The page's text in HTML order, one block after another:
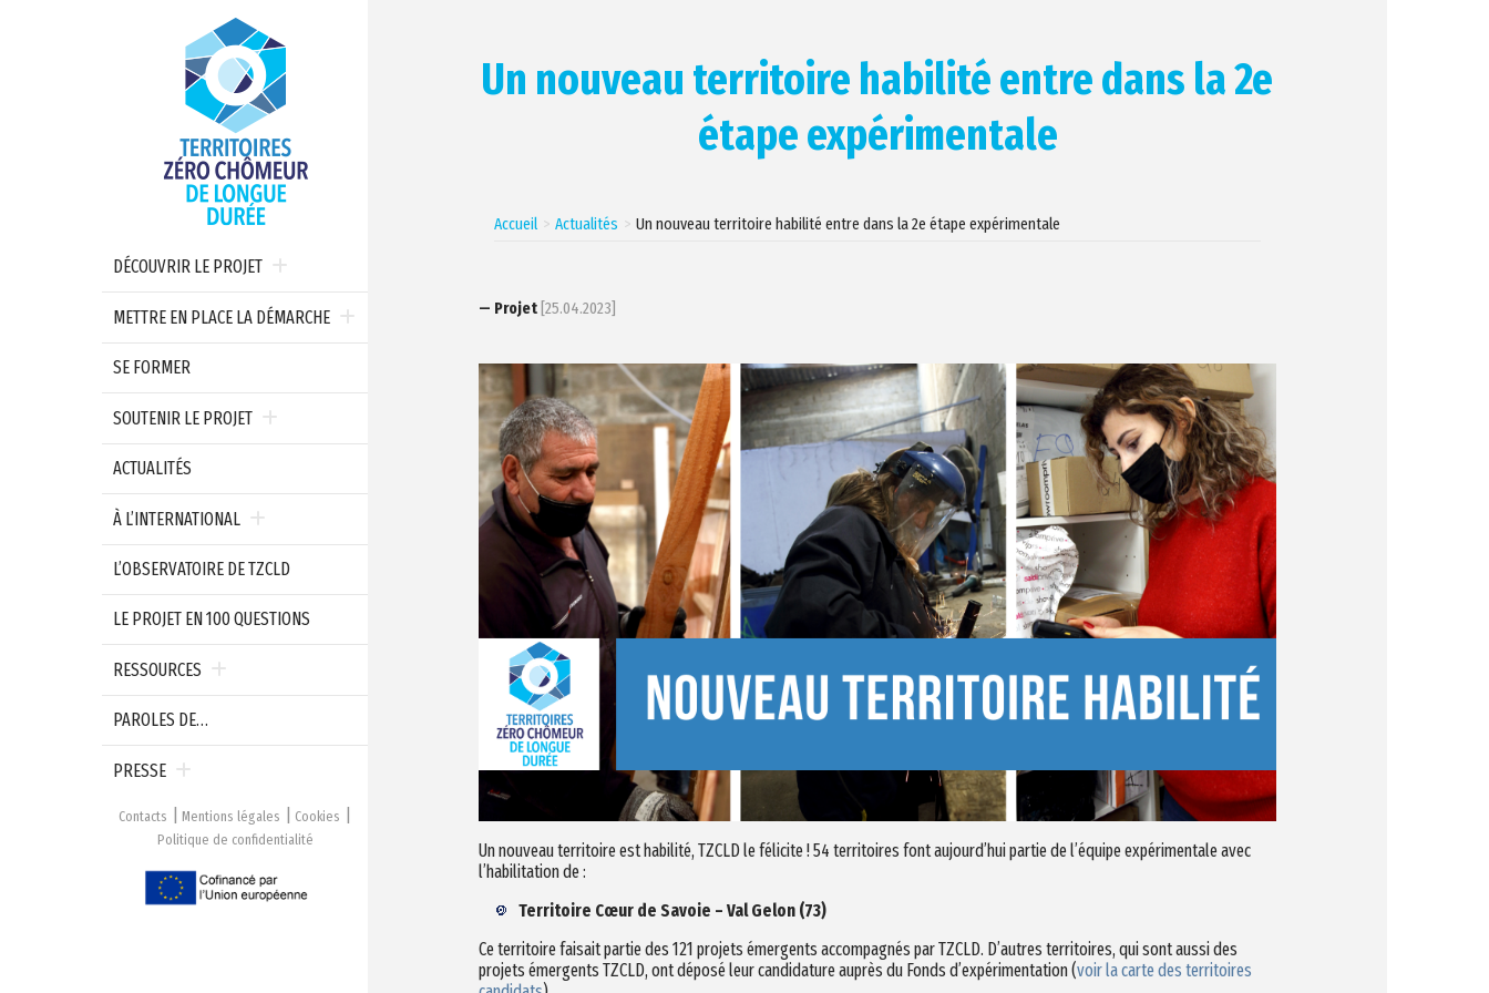
DÉCOUVRIR LE PROJET
METTRE EN PLACE LA DÉMARCHE
SE FORMER
SOUTENIR LE PROJET
ACTUALITÉS
À L’INTERNATIONAL
L’OBSERVATOIRE DE TZCLD
LE PROJET EN 100 QUESTIONS
RESSOURCES
PAROLES DE…
PRESSE
Contacts Mentions légales
Cookies
Politique de confidentialité
Un nouveau territoire habilité entre dans la 2e
étape expérimentale
Accueil Actualités Un nouveau territoire habilité entre dans la 2e étape expérimentale
— Projet [25.04.2023]
Un nouveau territoire est habilité, TZCLD le félicite ! 54 territoires font aujourd’hui partie de l’équipe expérimentale avec
l’habilitation de :
Territoire Cœur de Savoie – Val Gelon (73)
Ce territoire faisait partie des 121 projets émergents accompagnés par TZCLD. D’autres territoires, qui sont aussi des
projets émergents TZCLD, ont déposé leur candidature auprès du Fonds d’expérimentation (voir la carte des territoires